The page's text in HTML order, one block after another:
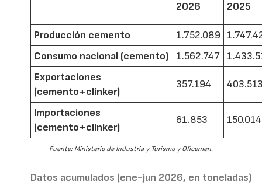
2026 2025
Producción cemento 1.752.089
Consumo nacional (cemento)
1.562.747
Exportaciones
(cemento+clínker)
357.194
Importaciones
(cemento+clínker)
61.853 150.014
Fuente: Ministerio de Industria y Turismo y Oficemen.
Datos acumulados (ene-jun 2026, en toneladas)